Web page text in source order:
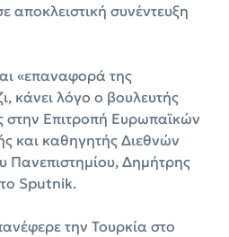
αποκλειστική συνέντευξη
«επαναφορά της
κάνει λόγο ο βουλευτής
στην Επιτροπή Ευρωπαϊκών
και καθηγητής Διεθνών
Πανεπιστημίου, Δημήτρης
Sputnik.
την Τουρκία στο